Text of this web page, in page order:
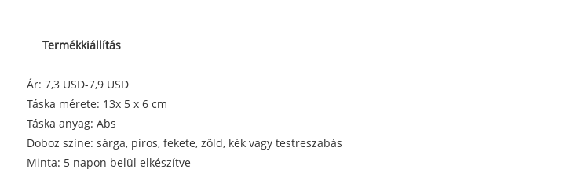
Termékkiállítás
Ár: 7,3 USD-7,9 USD
Táska mérete: 13x 5 x 6 cm
Táska anyag: Abs
Doboz színe: sárga, piros, fekete, zöld, kék vagy testreszabás
Minta: 5 napon belül elkészítve